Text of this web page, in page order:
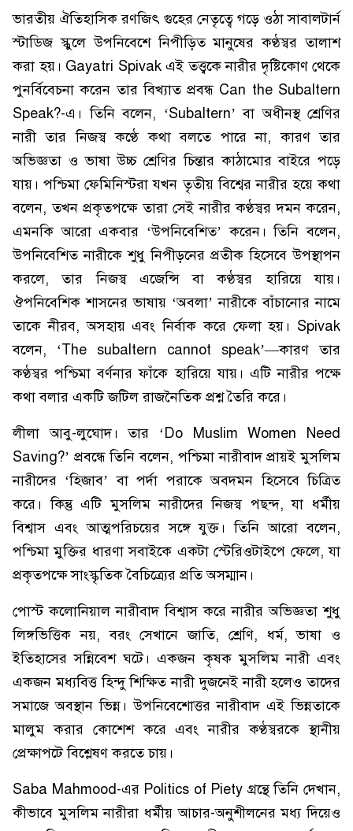
ভারতীয় ঐতিহাসিক রণজিৎ গুহের নেতৃত্বে গড়ে ওঠা সাবালটার্ন
স্টাডিজ স্কুলে উপনিবেশে নিপীড়িত মানুষের কণ্ঠস্বর তালাশ
করা হয়। Gayatri Spivak এই তত্ত্বকে নারীর দৃষ্টিকোণ থেকে
পুনর্বিবেচনা করেন তার বিখ্যাত প্রবন্ধ Can the Subaltern
Speak?-এ। তিনি বলেন, ‘Subaltern’ বা অধীনস্থ শ্রেণির
নারী তার নিজস্ব কণ্ঠে কথা বলতে পারে না, কারণ তার
অভিজ্ঞতা ও ভাষা উচ্চ শ্রেণির চিন্তার কাঠামোর বাইরে পড়ে
যায়। পশ্চিমা ফেমিনিস্টরা যখন তৃতীয় বিশ্বের নারীর হয়ে কথা
বলেন, তখন প্রকৃতপক্ষে তারা সেই নারীর কণ্ঠস্বর দমন করেন,
এমনকি আরো একবার ‘উপনিবেশিত’ করেন। তিনি বলেন,
উপনিবেশিত নারীকে শুধু নিপীড়নের প্রতীক হিসেবে উপস্থাপন
করলে, তার নিজস্ব এজেন্সি বা কণ্ঠস্বর হারিয়ে যায়।
ঔপনিবেশিক শাসনের ভাষায় ‘অবলা’ নারীকে বাঁচানোর নামে
তাকে নীরব, অসহায় এবং নির্বাক করে ফেলা হয়। Spivak
বলেন, ‘The subaltern cannot speak’—কারণ তার
কণ্ঠস্বর পশ্চিমা বর্ণনার ফাঁকে হারিয়ে যায়। এটি নারীর পক্ষে
কথা বলার একটি জটিল রাজনৈতিক প্রশ্ন তৈরি করে।
লীলা আবু-লুঘোদ। তার ‘Do Muslim Women Need
Saving?’ প্রবন্ধে তিনি বলেন, পশ্চিমা নারীবাদ প্রায়ই মুসলিম
নারীদের ‘হিজাব’ বা পর্দা পরাকে অবদমন হিসেবে চিত্রিত
করে। কিন্তু এটি মুসলিম নারীদের নিজস্ব পছন্দ, যা ধর্মীয়
বিশ্বাস এবং আত্মপরিচয়ের সঙ্গে যুক্ত। তিনি আরো বলেন,
পশ্চিমা মুক্তির ধারণা সবাইকে একটা স্টেরিওটাইপে ফেলে, যা
প্রকৃতপক্ষে সাংস্কৃতিক বৈচিত্র্যের প্রতি অসম্মান।
পোস্ট কলোনিয়াল নারীবাদ বিশ্বাস করে নারীর অভিজ্ঞতা শুধু
লিঙ্গভিত্তিক নয়, বরং সেখানে জাতি, শ্রেণি, ধর্ম, ভাষা ও
ইতিহাসের সন্নিবেশ ঘটে। একজন কৃষক মুসলিম নারী এবং
একজন মধ্যবিত্ত হিন্দু শিক্ষিত নারী দুজনেই নারী হলেও তাদের
সমাজে অবস্থান ভিন্ন। উপনিবেশোত্তর নারীবাদ এই ভিন্নতাকে
মালুম করার কোশেশ করে এবং নারীর কণ্ঠস্বরকে স্থানীয়
প্রেক্ষাপটে বিশ্লেষণ করতে চায়।
Saba Mahmood-এর Politics of Piety গ্রন্থে তিনি দেখান,
কীভাবে মুসলিম নারীরা ধর্মীয় আচার-অনুশীলনের মধ্য দিয়েও